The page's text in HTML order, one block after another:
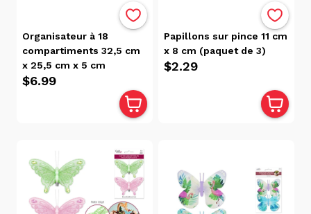
Organisateur à 18
compartiments 32,5 cm
x 25,5 cm x 5 cm
$6.99
Papillons sur pince 11 cm
x 8 cm (paquet de 3)
$2.29